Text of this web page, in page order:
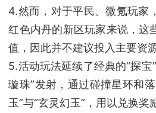
4.然而，对于平民、微氪玩家
红色内丹的新区玩家来说，这
值，因此并不建议投入主要资
5.活动玩法延续了经典的“探宝
璇珠”发射，通过碰撞星环和
玉”与“玄灵幻玉”，用以兑换奖